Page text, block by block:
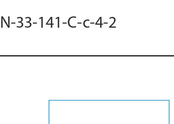
33-141-C-c-4-2